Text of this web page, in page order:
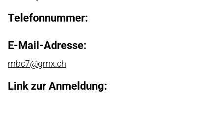
Telefonnummer:
E-Mail-Adresse:
mbc7@gmx.ch
Link zur Anmeldung: